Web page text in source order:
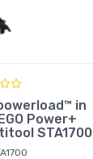
in
Power+
STA1700